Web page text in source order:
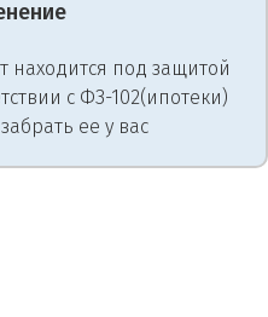
находится под защитой
с ФЗ-102(ипотеки)
ее у вас